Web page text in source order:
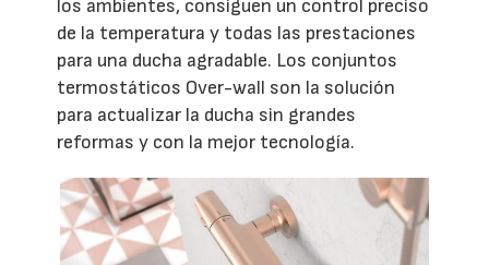
los ambientes, consiguen un control preciso
de la temperatura y todas las prestaciones
para una ducha agradable. Los conjuntos
termostáticos Over-wall son la solución
para actualizar la ducha sin grandes
reformas y con la mejor tecnología.